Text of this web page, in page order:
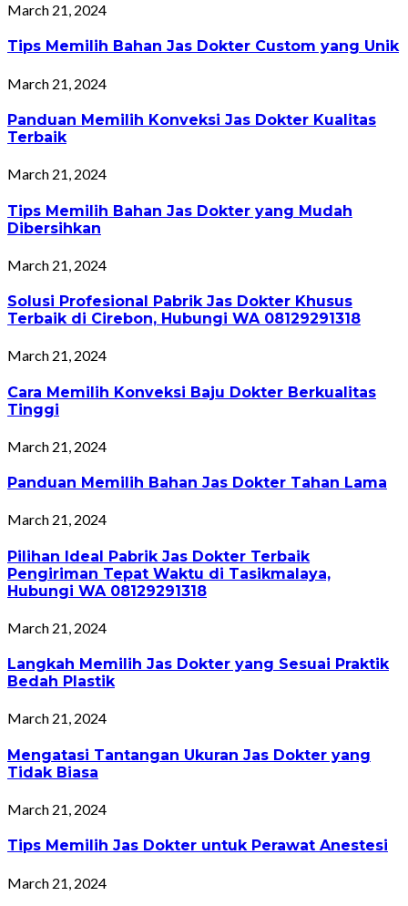
March 21, 2024
Tips Memilih Bahan Jas Dokter Custom yang Unik
March 21, 2024
Panduan Memilih Konveksi Jas Dokter Kualitas
Terbaik
March 21, 2024
Tips Memilih Bahan Jas Dokter yang Mudah
Dibersihkan
March 21, 2024
Solusi Profesional Pabrik Jas Dokter Khusus
Terbaik di Cirebon, Hubungi WA 08129291318
March 21, 2024
Cara Memilih Konveksi Baju Dokter Berkualitas
Tinggi
March 21, 2024
Panduan Memilih Bahan Jas Dokter Tahan Lama
March 21, 2024
Pilihan Ideal Pabrik Jas Dokter Terbaik
Pengiriman Tepat Waktu di Tasikmalaya,
Hubungi WA 08129291318
March 21, 2024
Langkah Memilih Jas Dokter yang Sesuai Praktik
Bedah Plastik
March 21, 2024
Mengatasi Tantangan Ukuran Jas Dokter yang
Tidak Biasa
March 21, 2024
Tips Memilih Jas Dokter untuk Perawat Anestesi
March 21, 2024